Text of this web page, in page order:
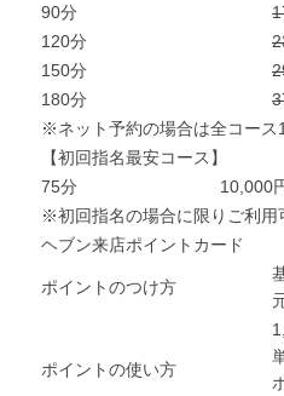
90分
120分
150分
180分
※ネット予約の場合は全コース
【初回指名最安コース】
75分
10,000
※初回指名の場合に限りご利用
ヘブン来店ポイントカード
ポイントのつけ方
ポイントの使い方